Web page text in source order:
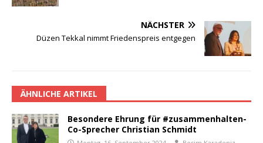
NÄCHSTER
Düzen Tekkal nimmt Friedenspreis entgegen
ÄHNLICHE ARTIKEL
Besondere Ehrung für #zusammenhalten-
Co-Sprecher Christian Schmidt